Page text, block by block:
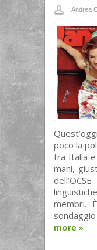
Andrea
poco la
tra Italia
mani,
membri.
more »